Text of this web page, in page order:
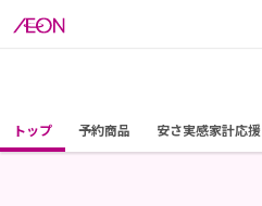
トップ 予約商品 安さ実感家計応援